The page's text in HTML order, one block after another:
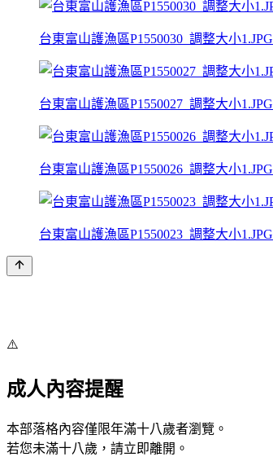
台東富山護漁區P1550030_調整大小1.JPG
台東富山護漁區P1550027_調整大小1.JPG
台東富山護漁區P1550026_調整大小1.JPG
台東富山護漁區P1550023_調整大小1.JPG
⚠️
成人內容提醒
本部落格內容僅限年滿十八歲者瀏覽。
若您未滿十八歲，請立即離開。